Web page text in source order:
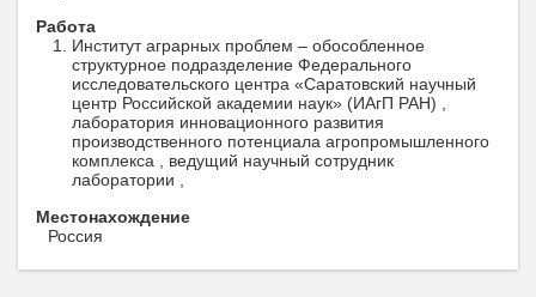
Работа
Институт аграрных проблем – обособленное
структурное подразделение Федерального
исследовательского центра «Саратовский научный
центр Российской академии наук» (ИАгП РАН) ,
лаборатория инновационного развития
производственного потенциала агропромышленного
комплекса , ведущий научный сотрудник
лаборатории ,
Местонахождение
Россия